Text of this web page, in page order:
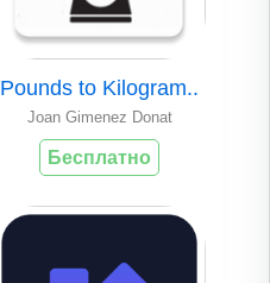
Pounds to Kilogram..
Joan Gimenez Donat
Бесплатно